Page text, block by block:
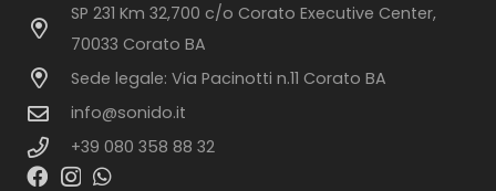
SP 231 Km 32,700 c/o Corato Executive Center,
70033 Corato BA
Sede legale: Via Pacinotti n.11 Corato BA
info@sonido.it
+39 080 358 88 32